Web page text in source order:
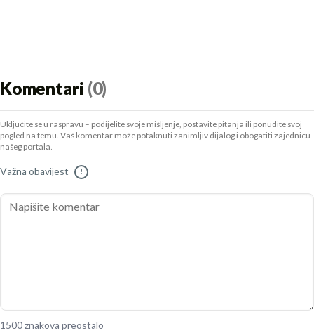
Komentari (0)
Uključite se u raspravu – podijelite svoje mišljenje, postavite pitanja ili ponudite svoj
pogled na temu. Vaš komentar može potaknuti zanimljiv dijalog i obogatiti zajednicu
našeg portala.
Važna obavijest !
1500 znakova preostalo